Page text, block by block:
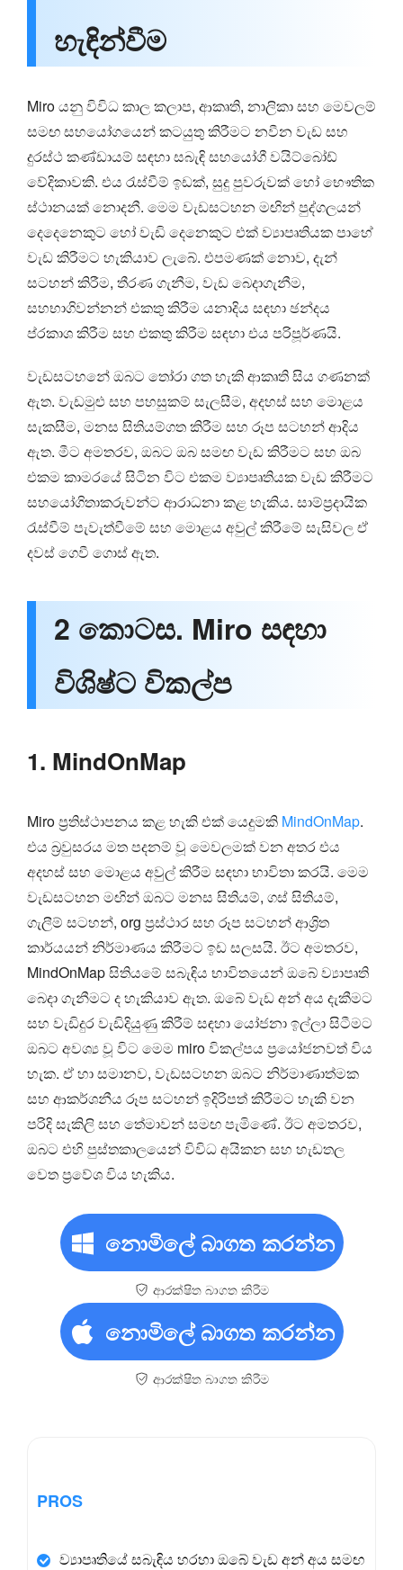
හැඳින්වීම
Miro යනු විවිධ කාල කලාප, ආකෘති, නාලිකා සහ මෙවලම්
සමඟ සහයෝගයෙන් කටයුතු කිරීමට නවීන වැඩ සහ
දුරස්ථ කණ්ඩායම් සඳහා සබැඳි සහයෝගී වයිට්බෝඩ්
වේදිකාවකි. එය රැස්වීම් ඉඩක්, සුදු පුවරුවක් හෝ භෞතික
ස්ථානයක් නොදනී. මෙම වැඩසටහන මඟින් පුද්ගලයන්
දෙදෙනෙකුට හෝ වැඩි දෙනෙකුට එක් ව්‍යාපෘතියක පාහේ
වැඩ කිරීමට හැකියාව ලැබේ. එපමණක් නොව, දැන්
සටහන් කිරීම, තීරණ ගැනීම, වැඩ බෙදාගැනීම,
සහභාගිවන්නන් එකතු කිරීම යනාදිය සඳහා ඡන්දය
ප්රකාශ කිරීම සහ එකතු කිරීම සඳහා එය පරිපූර්ණයි.
වැඩසටහනේ ඔබට තෝරා ගත හැකි ආකෘති සිය ගණනක්
ඇත. වැඩමුළු සහ පහසුකම් සැලසීම, අදහස් සහ මොළය
සැකසීම, මනස සිතියම්ගත කිරීම සහ රූප සටහන් ආදිය
ඇත. මීට අමතරව, ඔබට ඔබ සමඟ වැඩ කිරීමට සහ ඔබ
එකම කාමරයේ සිටින විට එකම ව්‍යාපෘතියක වැඩ කිරීමට
සහයෝගිතාකරුවන්ට ආරාධනා කළ හැකිය. සාම්ප්‍රදායික
රැස්වීම් පැවැත්වීමේ සහ මොළය අවුල් කිරීමේ සැසිවල ඒ
දවස් ගෙවී ගොස් ඇත.
2 කොටස. Miro සඳහා
විශිෂ්ට විකල්ප
1. MindOnMap
Miro ප්‍රතිස්ථාපනය කළ හැකි එක් යෙදුමකි MindOnMap.
එය බ්‍රවුසරය මත පදනම් වූ මෙවලමක් වන අතර එය
අදහස් සහ මොළය අවුල් කිරීම සඳහා භාවිතා කරයි. මෙම
වැඩසටහන මඟින් ඔබට මනස සිතියම්, ගස් සිතියම්,
ගැලීම් සටහන්, org ප්‍රස්ථාර සහ රූප සටහන් ආශ්‍රිත
කාර්යයන් නිර්මාණය කිරීමට ඉඩ සලසයි. ඊට අමතරව,
MindOnMap සිතියමේ සබැඳිය භාවිතයෙන් ඔබේ ව්‍යාපෘති
බෙදා ගැනීමට ද හැකියාව ඇත. ඔබේ වැඩ අන් අය දැකීමට
සහ වැඩිදුර වැඩිදියුණු කිරීම් සඳහා යෝජනා ඉල්ලා සිටීමට
ඔබට අවශ්‍ය වූ විට මෙම miro විකල්පය ප්‍රයෝජනවත් විය
හැක. ඒ හා සමානව, වැඩසටහන ඔබට නිර්මාණාත්මක
සහ ආකර්ශනීය රූප සටහන් ඉදිරිපත් කිරීමට හැකි වන
පරිදි සැකිලි සහ තේමාවන් සමඟ පැමිණේ. ඊට අමතරව,
ඔබට එහි පුස්තකාලයෙන් විවිධ අයිකන සහ හැඩතල
වෙත ප්‍රවේශ විය හැකිය.
නොමිලේ බාගත කරන්න
ආරක්ෂිත බාගත කිරීම
නොමිලේ බාගත කරන්න
ආරක්ෂිත බාගත කිරීම
PROS
ව්‍යාපෘතියේ සබැඳිය හරහා ඔබේ වැඩ අන් අය සමඟ